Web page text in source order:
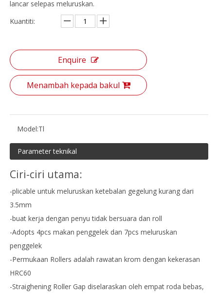
lancar selepas meluruskan.
Kuantiti:
Enquire
Menambah kepada bakul
Model:Tl
Parameter teknikal
Ciri-ciri utama:
-plicable untuk meluruskan ketebalan gegelung kurang dari
3.5mm
-buat kerja dengan penyu tidak bersuara dan roll
-Adopts 4pcs makan penggelek dan 7pcs meluruskan
penggelek
-Permukaan Rollers adalah rawatan krom dengan kekerasan
HRC60
-Straighening Roller Gap diselaraskan oleh empat roda bebas,